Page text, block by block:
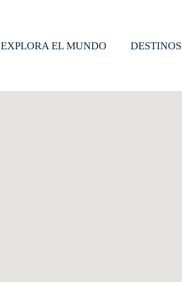
EXPLORA EL MUNDO DESTINOS